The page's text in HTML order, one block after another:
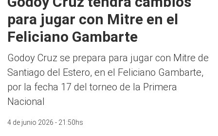
para jugar con Mitre en el
Feliciano Gambarte
Godoy Cruz se prepara para jugar con Mitre de
Santiago del Estero, en el Feliciano Gambarte,
por la fecha 17 del torneo de la Primera
Nacional
4 de junio 2026 - 21:50hs